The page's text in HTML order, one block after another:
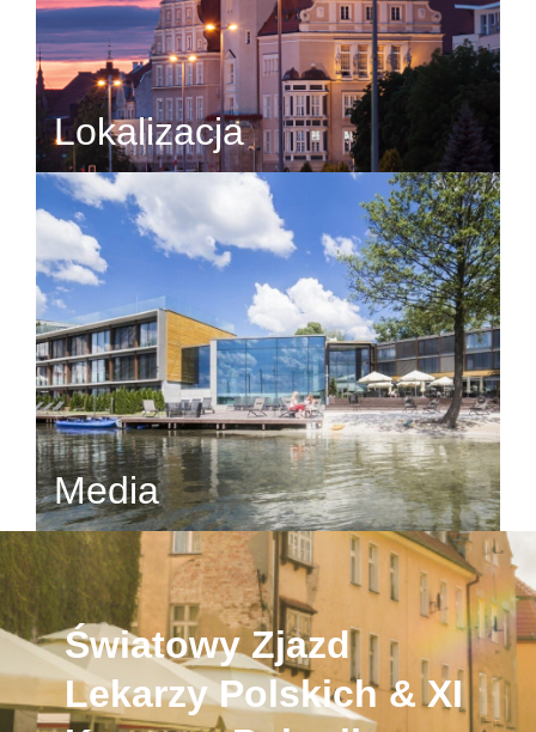
Lokalizacja
Media
Światowy Zjazd
Lekarzy Polskich & XI